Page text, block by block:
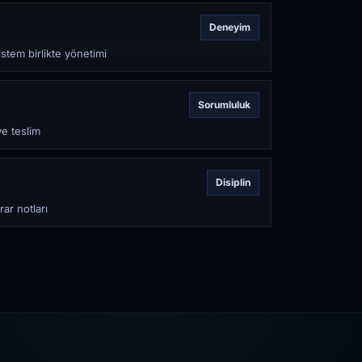
Deneyim
birlikte yönetimi
Sorumluluk
teslim
Disiplin
notları